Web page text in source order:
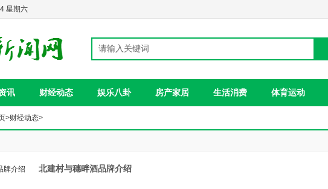
星期六
讯 财经动态 娱乐八卦 房产家居 生活消费 体育运动
>财经动态>
北建村与穗畔酒品牌介绍